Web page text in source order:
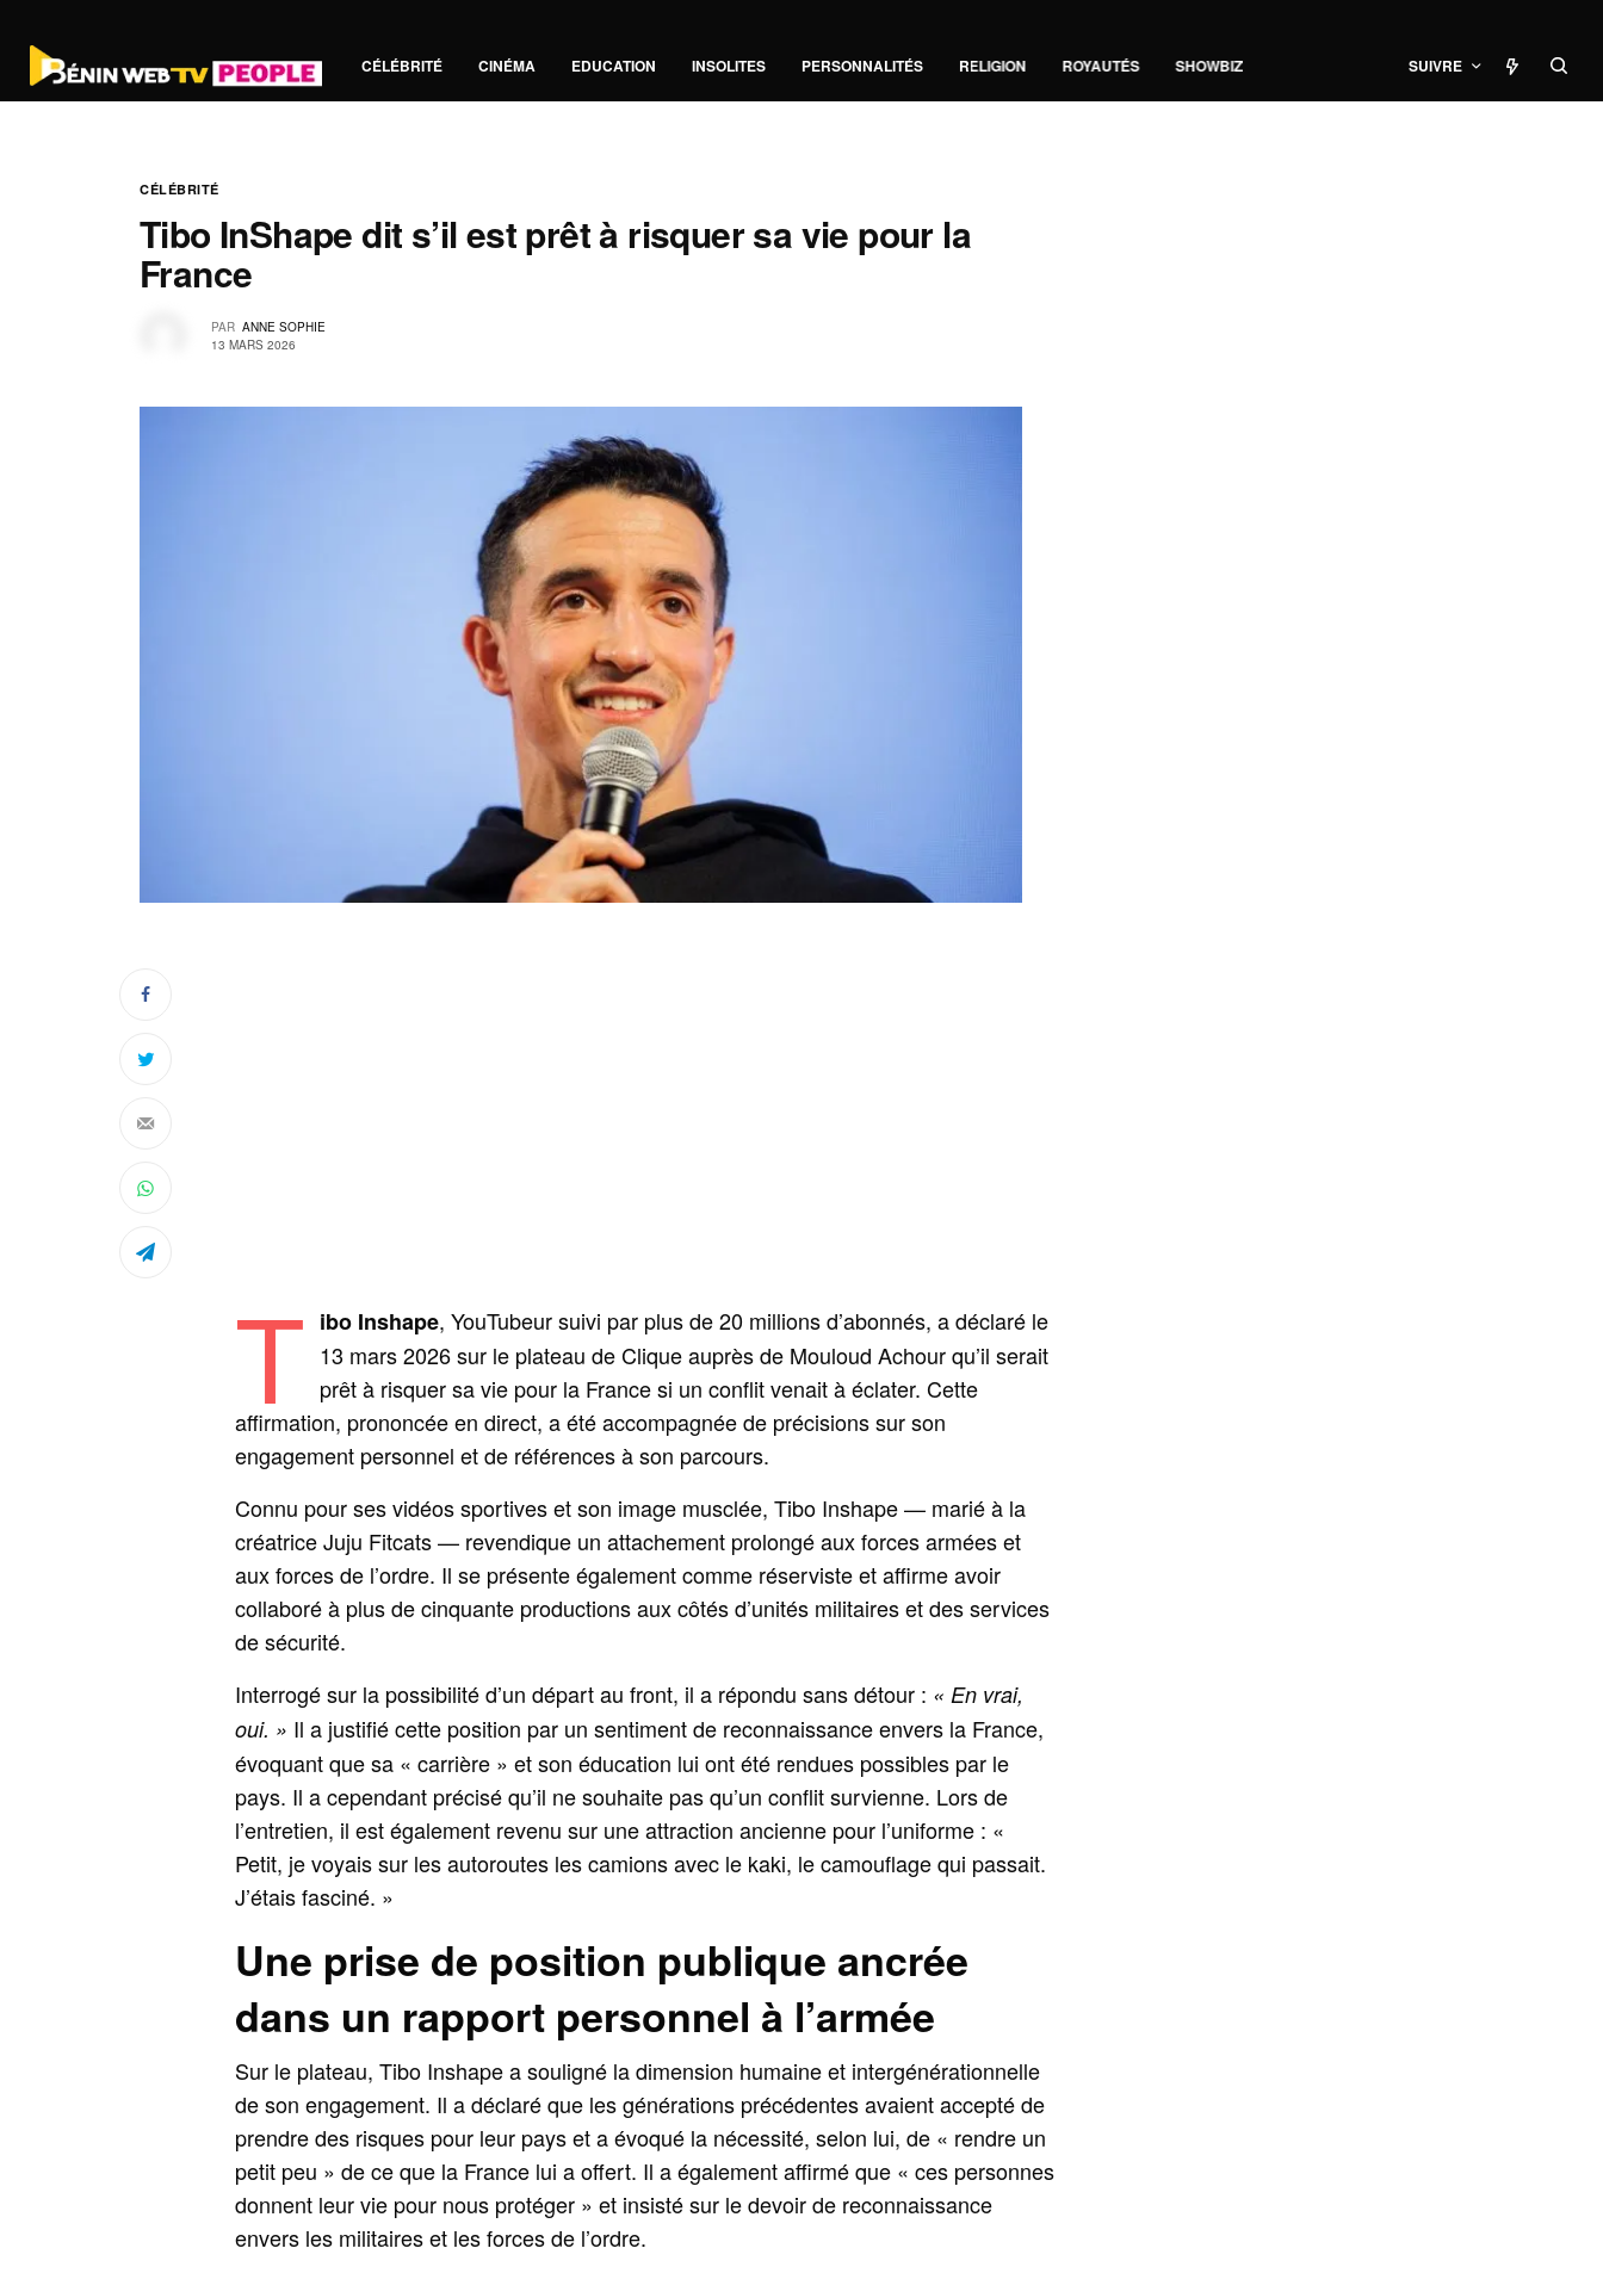
CÉLÉBRITÉ CINÉMA EDUCATION INSOLITES PERSONNALITÉS RELIGION ROYAUTÉS SHOWBIZ SUIVRE
CÉLÉBRITÉ
Tibo InShape dit s’il est prêt à risquer sa vie pour la
France
PAR ANNE SOPHIE
13 MARS 2026
T ibo Inshape, YouTubeur suivi par plus de 20 millions d’abonnés, a déclaré le
13 mars 2026 sur le plateau de Clique auprès de Mouloud Achour qu’il serait
prêt à risquer sa vie pour la France si un conflit venait à éclater. Cette
affirmation, prononcée en direct, a été accompagnée de précisions sur son
engagement personnel et de références à son parcours.
Connu pour ses vidéos sportives et son image musclée, Tibo Inshape — marié à la
créatrice Juju Fitcats — revendique un attachement prolongé aux forces armées et
aux forces de l’ordre. Il se présente également comme réserviste et affirme avoir
collaboré à plus de cinquante productions aux côtés d’unités militaires et des services
de sécurité.
Interrogé sur la possibilité d’un départ au front, il a répondu sans détour : « En vrai,
oui. » Il a justifié cette position par un sentiment de reconnaissance envers la France,
évoquant que sa « carrière » et son éducation lui ont été rendues possibles par le
pays. Il a cependant précisé qu’il ne souhaite pas qu’un conflit survienne. Lors de
l’entretien, il est également revenu sur une attraction ancienne pour l’uniforme : «
Petit, je voyais sur les autoroutes les camions avec le kaki, le camouflage qui passait.
J’étais fasciné. »
Une prise de position publique ancrée
dans un rapport personnel à l’armée
Sur le plateau, Tibo Inshape a souligné la dimension humaine et intergénérationnelle
de son engagement. Il a déclaré que les générations précédentes avaient accepté de
prendre des risques pour leur pays et a évoqué la nécessité, selon lui, de « rendre un
petit peu » de ce que la France lui a offert. Il a également affirmé que « ces personnes
donnent leur vie pour nous protéger » et insisté sur le devoir de reconnaissance
envers les militaires et les forces de l’ordre.